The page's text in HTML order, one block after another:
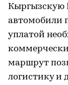
Кыргызскую
автомобили
уплатой
маршрут
логистику и